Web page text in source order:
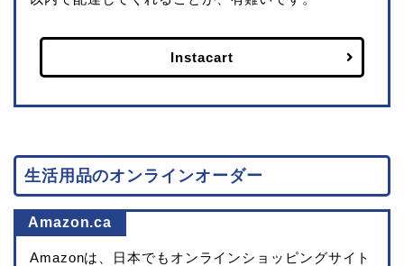
Instacart
生活用品のオンラインオーダー
Amazon.ca
Amazonは、日本でもオンラインショッピングサイト